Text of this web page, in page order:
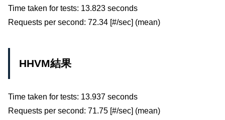
Time taken for tests: 13.823 seconds
Requests per second: 72.34 [#/sec] (mean)
HHVM結果
Time taken for tests: 13.937 seconds
Requests per second: 71.75 [#/sec] (mean)